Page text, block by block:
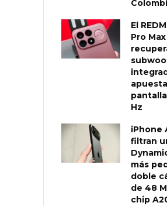
El
Pro Max
Hz
iPhone
filtran
más
doble
de 48
chip